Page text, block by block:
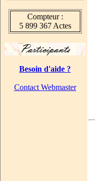
Compteur :
5 899 367 Actes
Besoin d'aide ?
Contact Webmaster